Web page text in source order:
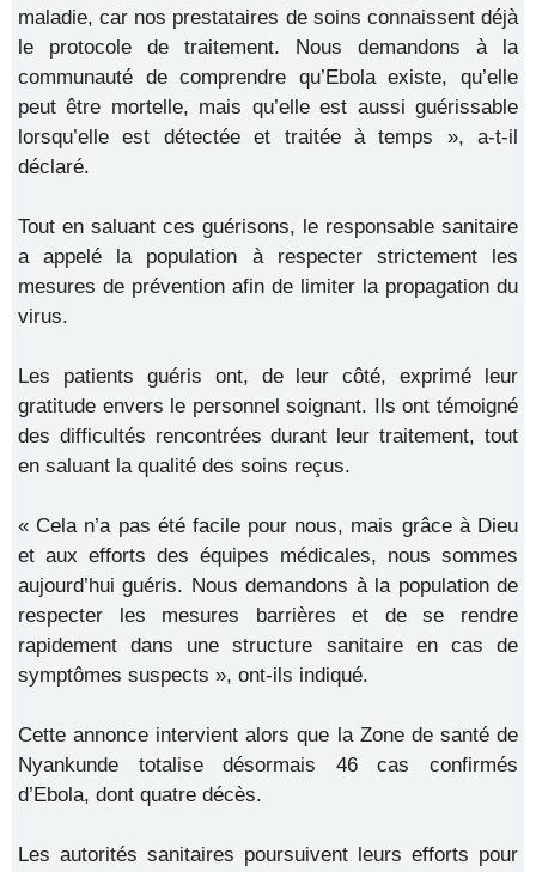
maladie, car nos prestataires de soins connaissent déjà
le protocole de traitement. Nous demandons à la
communauté de comprendre qu’Ebola existe, qu’elle
peut être mortelle, mais qu’elle est aussi guérissable
lorsqu’elle est détectée et traitée à temps », a-t-il
déclaré.
Tout en saluant ces guérisons, le responsable sanitaire
a appelé la population à respecter strictement les
mesures de prévention afin de limiter la propagation du
virus.
Les patients guéris ont, de leur côté, exprimé leur
gratitude envers le personnel soignant. Ils ont témoigné
des difficultés rencontrées durant leur traitement, tout
en saluant la qualité des soins reçus.
« Cela n’a pas été facile pour nous, mais grâce à Dieu
et aux efforts des équipes médicales, nous sommes
aujourd’hui guéris. Nous demandons à la population de
respecter les mesures barrières et de se rendre
rapidement dans une structure sanitaire en cas de
symptômes suspects », ont-ils indiqué.
Cette annonce intervient alors que la Zone de santé de
Nyankunde totalise désormais 46 cas confirmés
d’Ebola, dont quatre décès.
Les autorités sanitaires poursuivent leurs efforts pour